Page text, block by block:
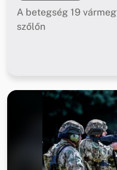
A betegség 19
szőlőn